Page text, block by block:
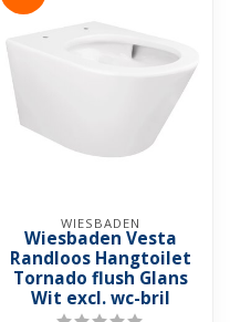
WIESBADEN
Wiesbaden Vesta
Randloos Hangtoilet
Tornado flush Glans
Wit excl. wc-bril